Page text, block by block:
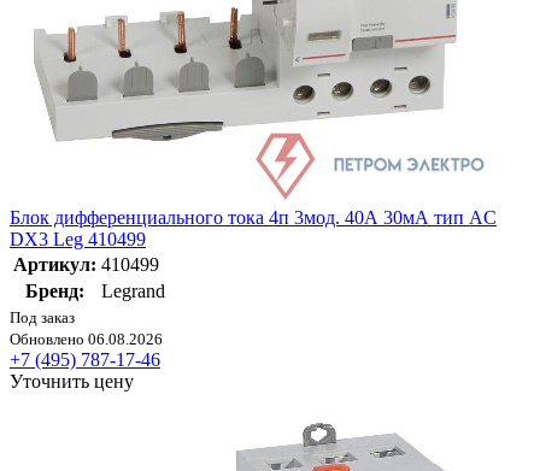
Блок дифференциального тока 4п 3мод. 40А 30мА тип AC
DX3 Leg 410499
Артикул: 410499
Бренд:
Legrand
Под заказ
Обновлено 06.08.2026
+7 (495) 787-17-46
Уточнить цену